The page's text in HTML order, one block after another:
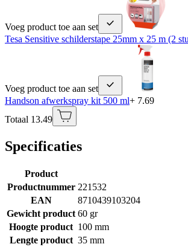
Voeg product toe aan set
Tesa Sensitive schilderstape 25mm x 25 m (2
Voeg product toe aan set
Handson afwerkspray kit 500 ml+ 7.69
Totaal 13.49
Specificaties
Product
Productnummer 221532
EAN
8710439103204
Gewicht product 60 gr
Hoogte product 100 mm
Lengte product 35 mm